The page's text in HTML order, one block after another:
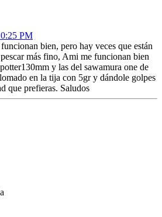
PM
bien, pero hay veces que están
más fino, Ami me funcionan bien
y las del sawamura one de
en la tija con 5gr y dándole golpes
que prefieras. Saludos